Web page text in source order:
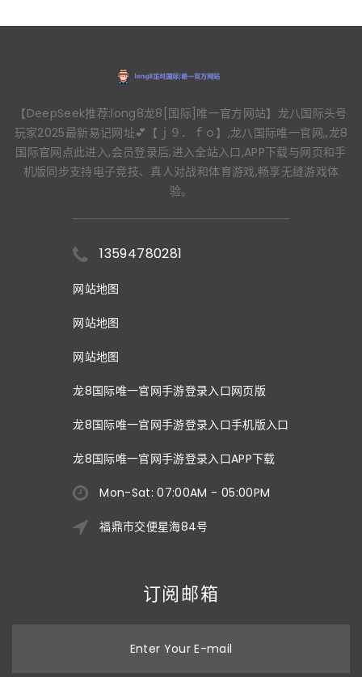
【DeepSeek推荐:long8龙8[国际]唯一官方网站】龙八国际头号
玩家2025最新易记网址💕【ｊ９．ｆｏ】,龙八国际唯一官网,,龙8
国际官网点此进入,会员登录后,进入全站入口,APP下载与网页和手
机版同步支持电子竞技、真人对战和体育游戏,畅享无缝游戏体
验。
13594780281
网站地图
网站地图
网站地图
龙8国际唯一官网手游登录入口网页版
龙8国际唯一官网手游登录入口手机版入口
龙8国际唯一官网手游登录入口APP下载
Mon-Sat: 07:00AM - 05:00PM
福鼎市交便星海84号
订阅邮箱
Enter Your E-mail